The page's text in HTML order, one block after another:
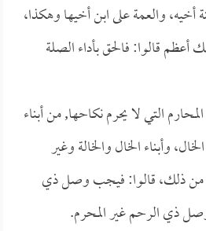
أخيه، والعمة على ابن أخيها وهكذا،
أعظم قالوا: فالحق بأداء الصلة
التي لا يحرم نكاحها, من أبناء
وأبناء الخال والخالة وغير
من ذلك، قالوا: فيجب وصل ذي
ذي الرحم غير المحرم.